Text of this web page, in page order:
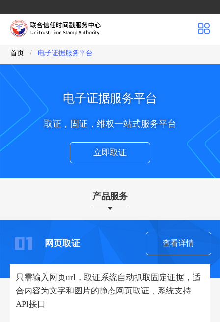
首页 / 电子证据服务平台
电子证据服务平台
取证，固证，维权一站式服务平台
立即取证
产品服务
网页取证 查看详情
只需输入网页url，取证系统自动抓取固定证据，适
合内容为文字和图片的静态网页取证，系统支持
API接口